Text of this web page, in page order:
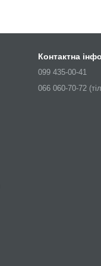
Контактна
099 435-00-41
066 060-70-72